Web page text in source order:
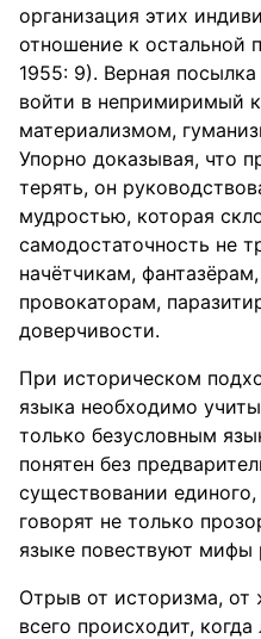
организация этих
отношение к остальной
1955: 9). Верная
войти в непримиримый
материализмом,
Упорно доказывая, что
терять, он
мудростью, которая
самодостаточность не
начётчикам,
провокаторам,
доверчивости.
При историческом
языка необходимо
только безусловным
понятен без
существовании
говорят не только
языке повествуют мифы
Отрыв от историзма,
всего происходит,